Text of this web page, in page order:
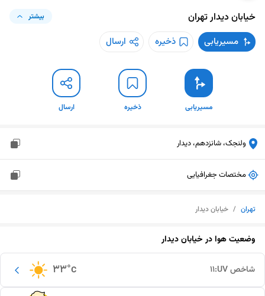
خیابان دیدارتهران بیشتر
مسیریابی ذخیره ارسال
مسیریابی ذخیره ارسال
ولنجک، شانزدهم، دیدار
مختصات جغرافیایی
تهران / خیابان دیدار
وضعیت هوا درخیابان دیدار
33°c شاخص UV: 11